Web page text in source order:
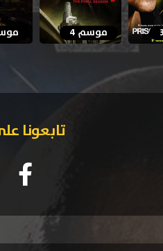
موسم 4
تابعونا